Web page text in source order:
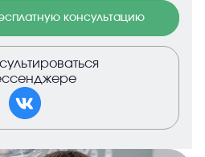
консультацию